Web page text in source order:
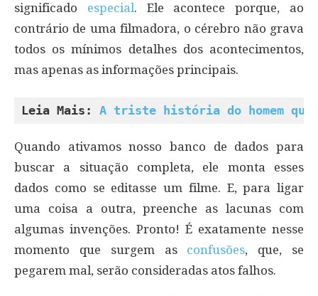
significado especial. Ele acontece porque, ao
contrário de uma filmadora, o cérebro não grava
todos os mínimos detalhes dos acontecimentos,
mas apenas as informações principais.
Leia Mais: A triste história do homem que
Quando ativamos nosso banco de dados para
buscar a situação completa, ele monta esses
dados como se editasse um filme. E, para ligar
uma coisa a outra, preenche as lacunas com
algumas invenções. Pronto! É exatamente nesse
momento que surgem as confusões, que, se
pegarem mal, serão consideradas atos falhos.